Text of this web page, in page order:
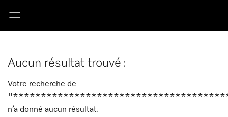
Aucun résultat trouvé :
Votre recherche de
n’a donné aucun résultat.